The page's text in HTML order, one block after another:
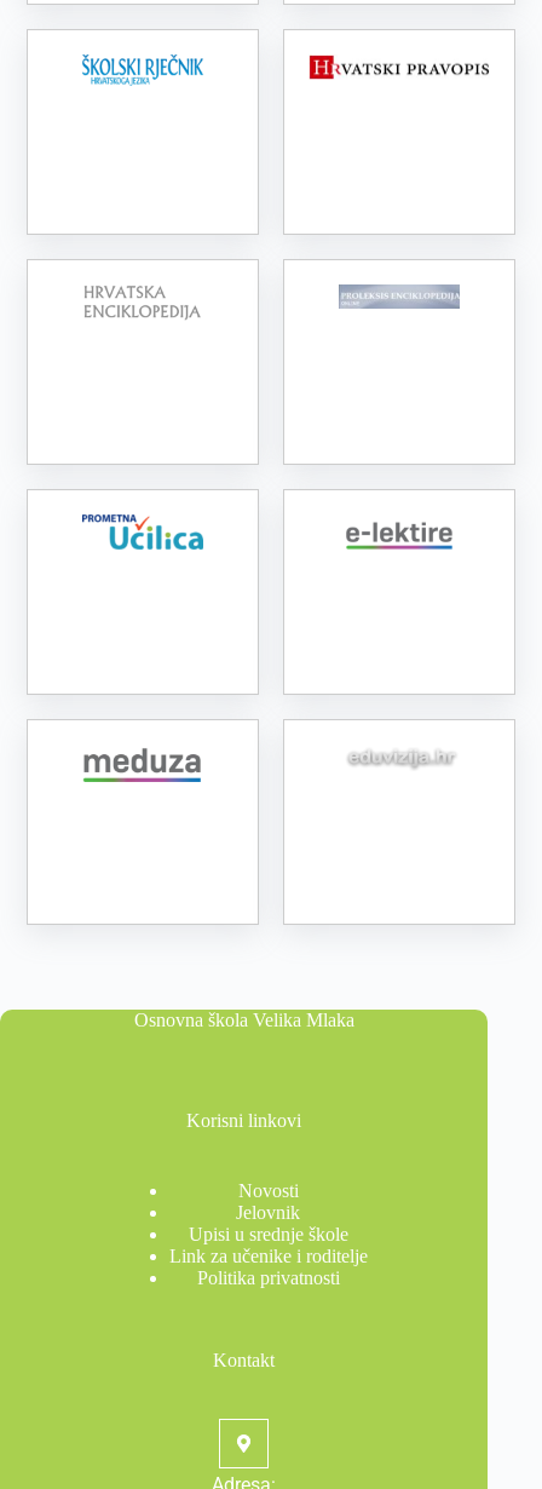
Osnovna škola Velika Mlaka
Korisni linkovi
Novosti
Jelovnik
Upisi u srednje škole
Link za učenike i roditelje
Politika privatnosti
Kontakt